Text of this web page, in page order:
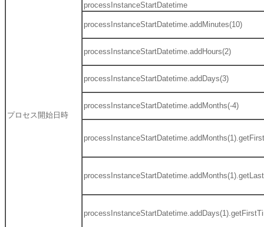
プロセス開始日時
processInstanceStartDatetime
processInstanceStartDatetime.addMinutes(10)
processInstanceStartDatetime.addHours(2)
processInstanceStartDatetime.addDays(3)
processInstanceStartDatetime.addMonths(-4)